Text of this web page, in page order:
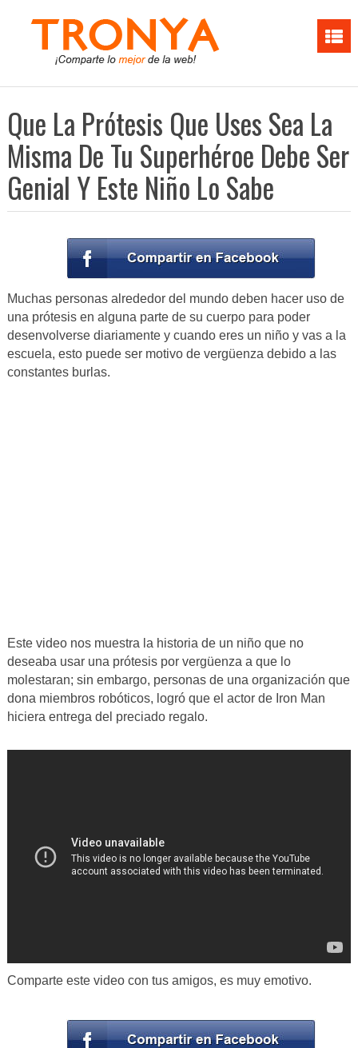
Que La Prótesis Que Uses Sea La
Misma De Tu Superhéroe Debe Ser
Genial Y Este Niño Lo Sabe
Muchas personas alrededor del mundo deben hacer uso de
una prótesis en alguna parte de su cuerpo para poder
desenvolverse diariamente y cuando eres un niño y vas a la
escuela, esto puede ser motivo de vergüenza debido a las
constantes burlas.
Este video nos muestra la historia de un niño que no
deseaba usar una prótesis por vergüenza a que lo
molestaran; sin embargo, personas de una organización que
dona miembros robóticos, logró que el actor de Iron Man
hiciera entrega del preciado regalo.
Comparte este video con tus amigos, es muy emotivo.